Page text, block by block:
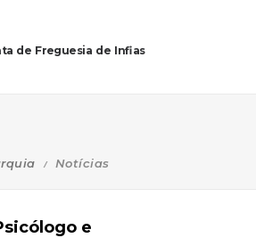
de Freguesia de Infias
Notícias
e